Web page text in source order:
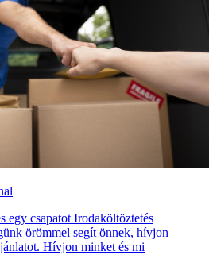
egy csapatot Irodaköltöztetés
örömmel segít önnek, hívjon
Hívjon minket és mi